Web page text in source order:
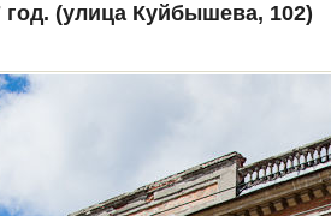
год. (улица Куйбышева, 102)